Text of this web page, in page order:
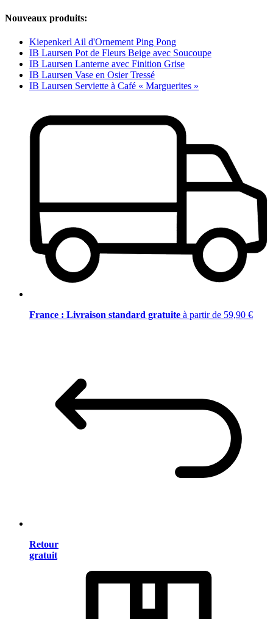
Nouveaux produits:
Kiepenkerl Ail d'Ornement Ping Pong
IB Laursen Pot de Fleurs Beige avec Soucoupe
IB Laursen Lanterne avec Finition Grise
IB Laursen Vase en Osier Tressé
IB Laursen Serviette à Café « Marguerites »
France : Livraison standard gratuite à partir de 59,90 €
Retour
gratuit